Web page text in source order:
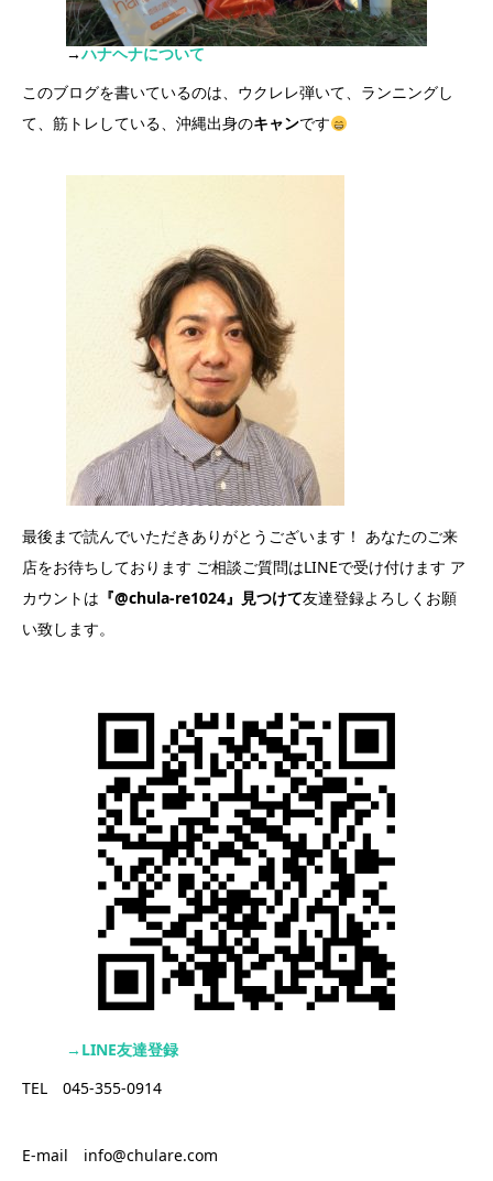
→ハナヘナについて
このブログを書いているのは、ウクレレ弾いて、ランニングし
て、筋トレしている、沖縄出身のキャンです
最後まで読んでいただきありがとうございます！ あなたのご来
店をお待ちしております ご相談ご質問はLINEで受け付けます ア
カウントは 『@chula-re1024』見つけて友達登録よろしくお願
い致します。
→LINE友達登録
TEL 045-355-0914
E-mail info@chulare.com